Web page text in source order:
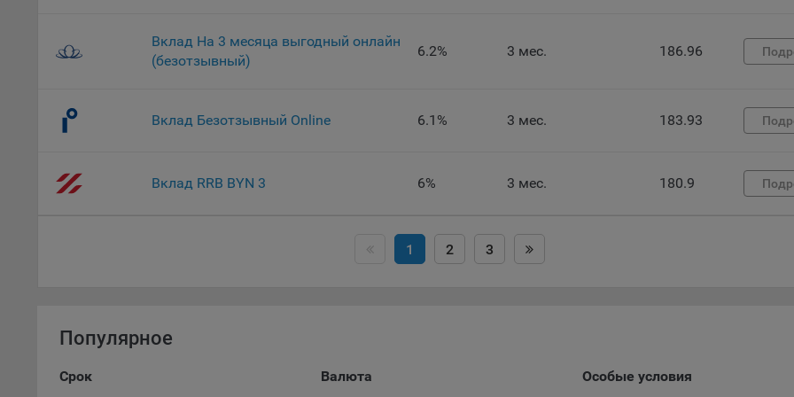
дополнительных функций сайтов, например, для хранения предпочтений
пользователя, в том числе имени пользователя или выбора языка, и для
9.3. Файлы cookie предпочтений, например, для настройки контента.
пользователем городе и других местных настройках для того, чтобы
9.4. Аналитические файлы cookie, например Яндекс.Метрика, Google
Данные файлы cookie собирают информацию о том, как пользователь
тенденциях использования сайта в целом. Общество использует
Вклад На 3 месяца выгодный онлайн
(безотзывный)
6.2% 3 мес. 186.96
Вклад Безотзывный Online 6.1% 3 мес. 183.93
Вклад RRB BYN 3 6% 3 мес. 180.9
1 2 3
Популярное
Срок Валюта Особые условия